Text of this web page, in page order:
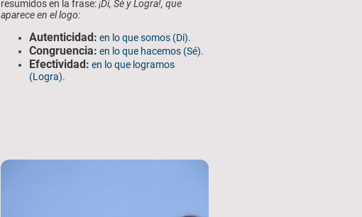
resumidos en la frase:¡Di, Sé y Logra!, que
aparece en el logo:
Autenticidad: en lo que somos (Di).
Congruencia: en lo que hacemos (Sé).
Efectividad: en lo que logramos
(Logra).